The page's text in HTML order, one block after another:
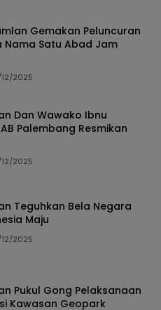
Gemakan Peluncuran
Nama Satu Abad Jam
2025
Dan Wawako Ibnu
Palembang Resmikan
2025
Teguhkan Bela Negara
Maju
2025
Pukul Gong Pelaksanaan
Kawasan Geopark